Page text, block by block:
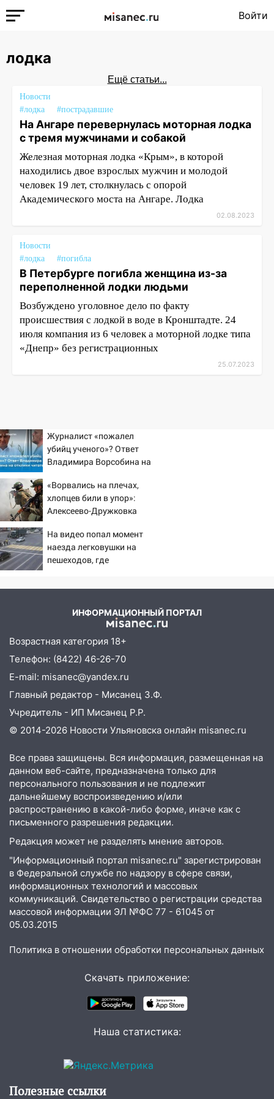
Войти
лодка
Ещё статьи...
Новости
#лодка
#пострадавшие
На Ангаре перевернулась моторная лодка
с тремя мужчинами и собакой
Железная моторная лодка «Крым», в которой
находились двое взрослых мужчин и молодой
человек 19 лет, столкнулась с опорой
Академического моста на Ангаре. Лодка
02.08.2023
Новости
#лодка
#погибла
В Петербурге погибла женщина из-за
переполненной лодки людьми
Возбуждено уголовное дело по факту
происшествия с лодкой в ​​воде в Кронштадте. 24
июля компания из 6 человек а моторной лодке типа
«Днепр» без регистрационных
25.07.2023
Журналист «пожалел
убийц ученого»? Ответ
Владимира Ворсобина на
«Ворвались на плечах,
хлопцев били в упор»:
Алексеево-Дружковка
«птах Мадьяра»
На видео попал момент
наезда легковушки на
пешеходов, где
ИНФОРМАЦИОННЫЙ ПОРТАЛ
Возрастная категория 18+
Телефон: (8422) 46-26-70
E-mail: misanec@yandex.ru
Главный редактор - Мисанец З.Ф.
Учредитель - ИП Мисанец Р.Р.
© 2014-2026 Новости Ульяновска онлайн misanec.ru
Все права защищены. Вся информация, размещенная на
данном веб-сайте, предназначена только для
персонального пользования и не подлежит
дальнейшему воспроизведению и/или
распространению в какой-либо форме, иначе как с
письменного разрешения редакции.
Редакция может не разделять мнение авторов.
"Информационный портал misanec.ru" зарегистрирован
в Федеральной службе по надзору в сфере связи,
информационных технологий и массовых
коммуникаций. Свидетельство о регистрации средства
массовой информации ЭЛ №ФС 77 - 61045 от
05.03.2015
Политика в отношении обработки персональных данных
Скачать приложение:
Наша статистика:
Полезные ссылки